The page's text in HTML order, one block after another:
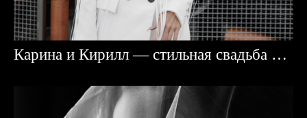
Карина и Кирилл — стильная свадьба в Караганде